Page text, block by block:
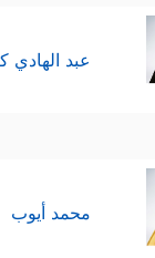
عبد الهادي
محمد أيوب